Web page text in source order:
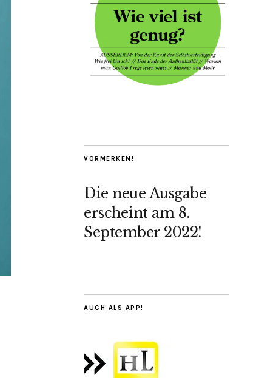
VORMERKEN!
Die neue Ausgabe
erscheint am 8.
September 2022!
AUCH ALS APP!